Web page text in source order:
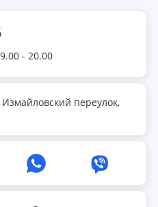
- 20.00
переулок,